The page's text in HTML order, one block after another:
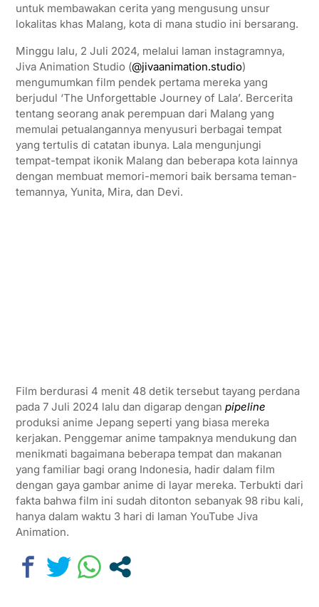
untuk membawakan cerita yang mengusung unsur
lokalitas khas Malang, kota di mana studio ini bersarang.
Minggu lalu, 2 Juli 2024, melalui laman instagramnya,
Jiva Animation Studio (@jivaanimation.studio)
mengumumkan film pendek pertama mereka yang
berjudul ‘The Unforgettable Journey of Lala’. Bercerita
tentang seorang anak perempuan dari Malang yang
memulai petualangannya menyusuri berbagai tempat
yang tertulis di catatan ibunya. Lala mengunjungi
tempat-tempat ikonik Malang dan beberapa kota lainnya
dengan membuat memori-memori baik bersama teman-
temannya, Yunita, Mira, dan Devi.
Film berdurasi 4 menit 48 detik tersebut tayang perdana
pada 7 Juli 2024 lalu dan digarap dengan pipeline
produksi anime Jepang seperti yang biasa mereka
kerjakan. Penggemar anime tampaknya mendukung dan
menikmati bagaimana beberapa tempat dan makanan
yang familiar bagi orang Indonesia, hadir dalam film
dengan gaya gambar anime di layar mereka. Terbukti dari
fakta bahwa film ini sudah ditonton sebanyak 98 ribu kali,
hanya dalam waktu 3 hari di laman YouTube Jiva
Animation.